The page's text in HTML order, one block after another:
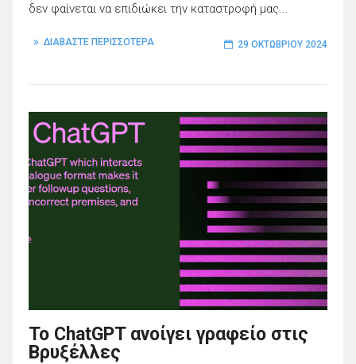
δεν φαίνεται να επιδιώκει την καταστροφή μας...
ΔΙΑΒΑΣΤΕ ΠΕΡΙΣΣΟΤΕΡΑ 29 ΟΚΤΩΒΡΊΟΥ 2024
To ChatGPT ανοίγει γραφείο στις
Βρυξέλλες